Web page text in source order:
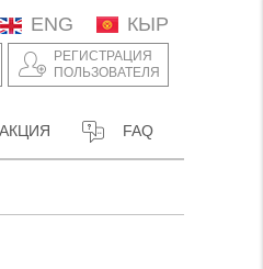
ENG КЫР
РЕГИСТРАЦИЯ
ПОЛЬЗОВАТЕЛЯ
FAQ